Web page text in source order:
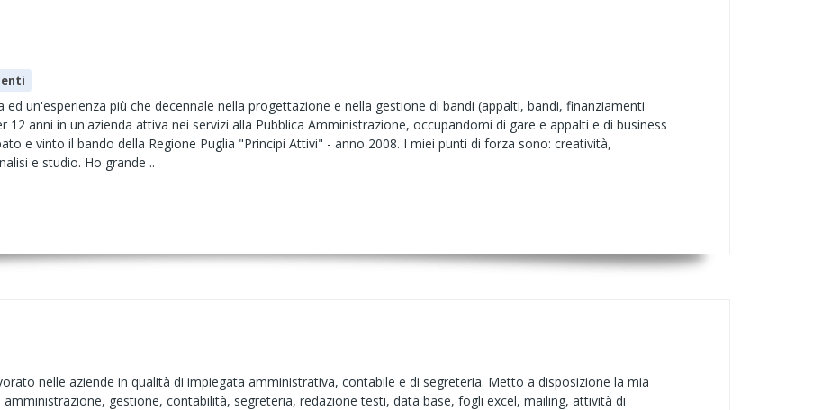
ed un'esperienza più che decennale nella progettazione e nella gestione di bandi (appalti, bandi, finanziamenti
12 anni in un'azienda attiva nei servizi alla Pubblica Amministrazione, occupandomi di gare e appalti e di business
e vinto il bando della Regione Puglia "Principi Attivi" - anno 2008. I miei punti di forza sono: creatività,
e studio. Ho grande ..
nelle aziende in qualità di impiegata amministrativa, contabile e di segreteria. Metto a disposizione la mia
amministrazione, gestione, contabilità, segreteria, redazione testi, data base, fogli excel, mailing, attività di